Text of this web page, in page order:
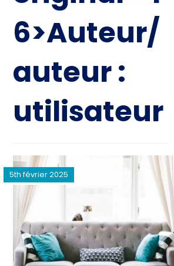
6>Auteur/
auteur :
utilisateur
5th février 2025